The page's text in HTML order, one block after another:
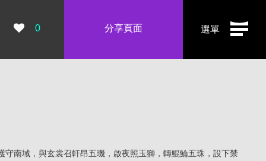
選單
瀏覽數：
0 分享頁面
南域，與玄裳召軒昂五璣，啟夜照玉獅，轉鯤鯩五珠，設下禁